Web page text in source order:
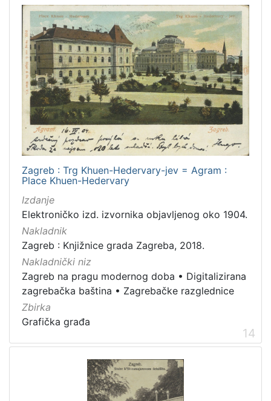
Zagreb : Trg Khuen-Hedervary-jev = Agram :
Place Khuen-Hedervary
Izdanje
Elektroničko izd. izvornika objavljenog oko 1904.
Nakladnik
Zagreb : Knjižnice grada Zagreba, 2018.
Nakladnički niz
Zagreb na pragu modernog doba • Digitalizirana
zagrebačka baština • Zagrebačke razglednice
Zbirka
Grafička građa
14